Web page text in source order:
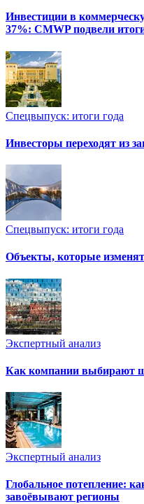
Инвестиции в
37%: CMWP подвели
Спецвыпуск: итоги года
Инвесторы переходят из
Спецвыпуск: итоги года
Объекты, которые
Экспертный анализ
Как компании выбирают
Экспертный анализ
Глобальное потепление:
завоёвывают регионы